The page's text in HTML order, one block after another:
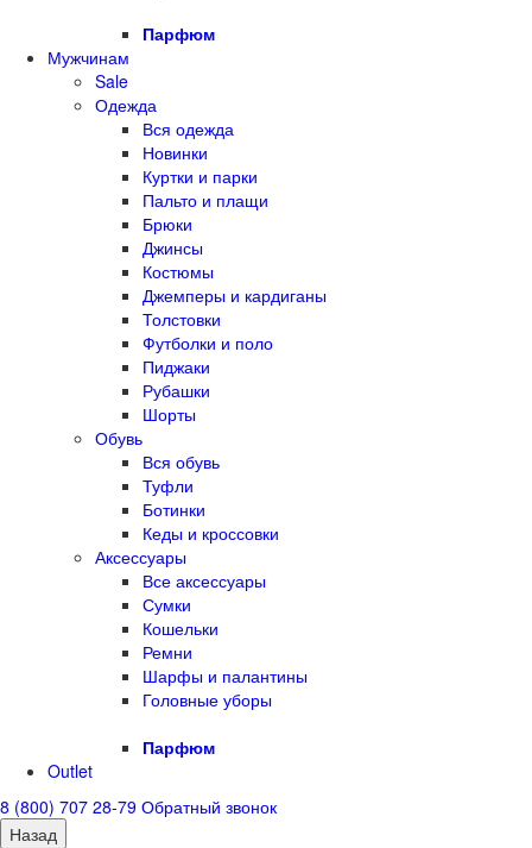
Парфюм
Мужчинам
Sale
Одежда
Вся одежда
Новинки
Куртки и парки
Пальто и плащи
Брюки
Джинсы
Костюмы
Джемперы и кардиганы
Толстовки
Футболки и поло
Пиджаки
Рубашки
Шорты
Обувь
Вся обувь
Туфли
Ботинки
Кеды и кроссовки
Аксессуары
Все аксессуары
Сумки
Кошельки
Ремни
Шарфы и палантины
Головные уборы
Парфюм
Outlet
8 (800) 707 28-79 Обратный звонок
Назад